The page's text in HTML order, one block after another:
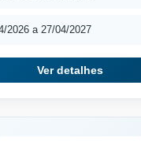
2026 a 27/04/2027
Ver detalhes